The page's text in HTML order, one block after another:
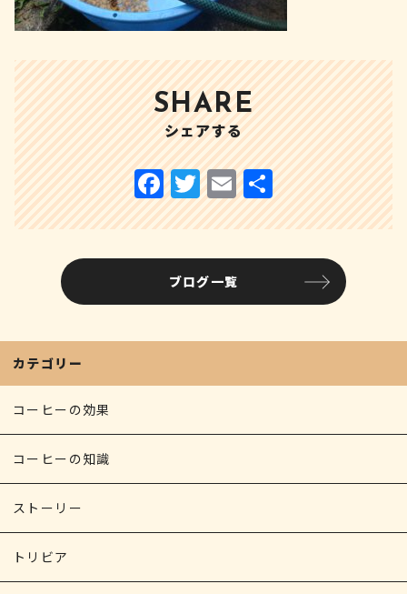
SHARE
シェアする
F
a
c
e
b
o
k
T
w
it
te
r
E
m
ai
l
共
有
ブログ一覧
カテゴリー
コーヒーの効果
コーヒーの知識
ストーリー
トリビア